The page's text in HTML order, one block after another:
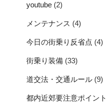
youtube (2)
メンテナンス (4)
今日の街乗り反省点 (4)
街乗り装備 (33)
道交法・交通ルール (9)
都内近郊要注意ポイント